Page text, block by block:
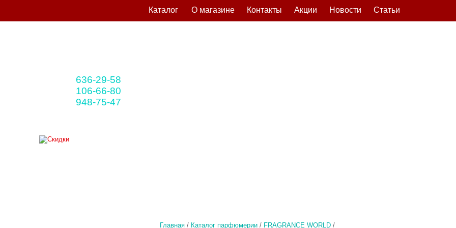
Главная / Каталог парфюмерии / FRAGRANCE WORLD /
636-29-58
106-66-80
948-75-47
Статьи
Новости
Акции
Контакты
О магазине
Каталог